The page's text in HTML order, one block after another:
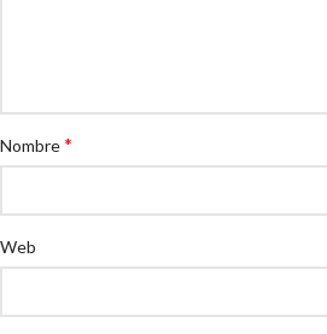
Nombre*
Web